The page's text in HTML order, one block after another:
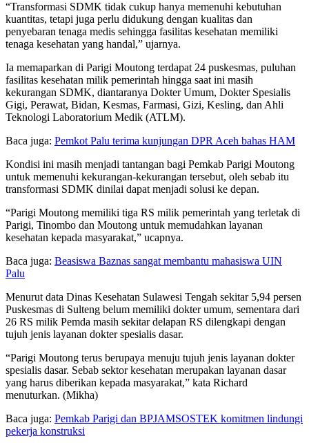
“Transformasi SDMK tidak cukup hanya memenuhi kebutuhan
kuantitas, tetapi juga perlu didukung dengan kualitas dan
penyebaran tenaga medis sehingga fasilitas kesehatan memiliki
tenaga kesehatan yang handal,” ujarnya.
Ia memaparkan di Parigi Moutong terdapat 24 puskesmas, puluhan
fasilitas kesehatan milik pemerintah hingga saat ini masih
kekurangan SDMK, diantaranya Dokter Umum, Dokter Spesialis
Gigi, Perawat, Bidan, Kesmas, Farmasi, Gizi, Kesling, dan Ahli
Teknologi Laboratorium Medik (ATLM).
Baca juga: Pemkot Palu terima kunjungan DPR Aceh bahas HAM
Kondisi ini masih menjadi tantangan bagi Pemkab Parigi Moutong
untuk memenuhi kekurangan-kekurangan tersebut, oleh sebab itu
transformasi SDMK dinilai dapat menjadi solusi ke depan.
“Parigi Moutong memiliki tiga RS milik pemerintah yang terletak di
Parigi, Tinombo dan Moutong untuk memudahkan layanan
kesehatan kepada masyarakat,” ucapnya.
Baca juga: Beasiswa Baznas sangat membantu mahasiswa UIN
Palu
Menurut data Dinas Kesehatan Sulawesi Tengah sekitar 5,94 persen
Puskesmas di Sulteng belum memiliki dokter umum, sementara dari
26 RS milik Pemda masih sekitar delapan RS dilengkapi dengan
tujuh jenis layanan dokter spesialis dasar.
“Parigi Moutong terus berupaya menuju tujuh jenis layanan dokter
spesialis dasar. Sebab sektor kesehatan merupakan layanan dasar
yang harus diberikan kepada masyarakat,” kata Richard
menuturkan. (Mikha)
Baca juga: Pemkab Parigi dan BPJAMSOSTEK komitmen lindungi
pekerja konstruksi